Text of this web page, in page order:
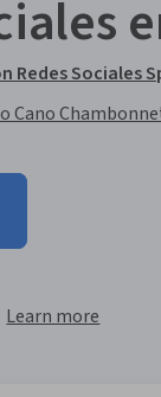
Redes Sociales
Cano
Learn more